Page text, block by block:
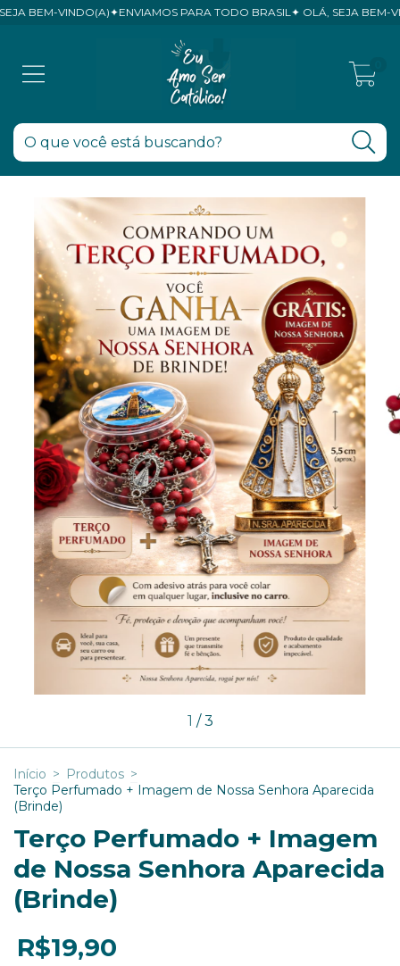
VINDO(A)✦ENVIAMOS PARA TODO BRASIL✦ OLÁ, SEJA BEM-
1 /3
Início > Produtos >
Terço Perfumado + Imagem de Nossa Senhora Aparecida
(Brinde)
Terço Perfumado + Imagem
de Nossa Senhora Aparecida
(Brinde)
R$19,90